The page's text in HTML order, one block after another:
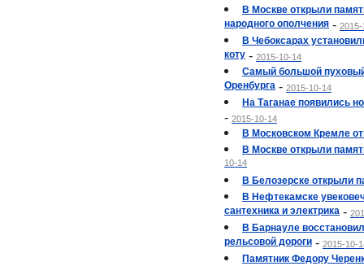
В Москве открыли
народного ополчения -
В Чебоксарах
коту - 2015-10-14
Самый большой
Оренбурга - 2015-10-14
На Таганае появились
- 2015-10-14
В Московском Кремле
В Москве открыли
10-14
В Белозерске открыли
В Нефтекамске
сантехника и электрика -
В Барнауле
рельсовой дороги - 2015-10-
Памятник Федору